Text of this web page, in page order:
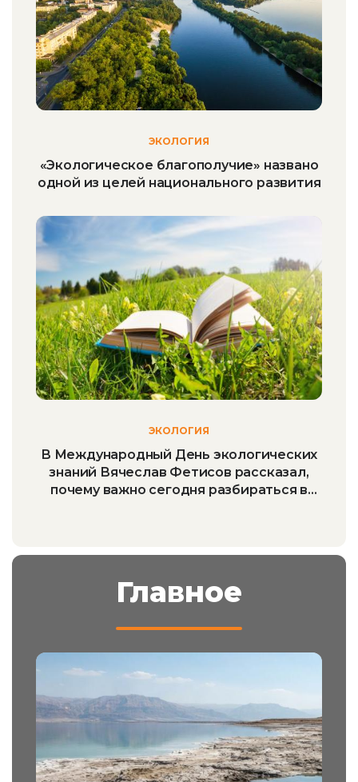
ЭКОЛОГИЯ
«Экологическое благополучие» названо
одной из целей национального развития
ЭКОЛОГИЯ
В Международный День экологических
знаний Вячеслав Фетисов рассказал,
почему важно сегодня разбираться в
Главное